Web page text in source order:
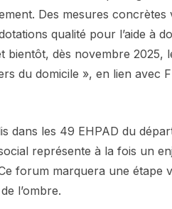
Des mesures concrètes
qualité pour l’aide à
bientôt, dès novembre 2025,
du domicile », en lien avec
dans les 49 EHPAD du
représente à la fois un
forum marquera une étape
l’ombre.